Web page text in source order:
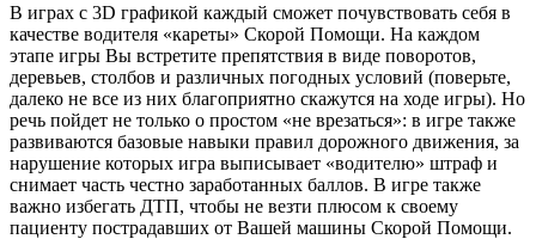
В играх с 3D графикой каждый сможет почувствовать себя в
качестве водителя «кареты» Скорой Помощи. На каждом
этапе игры Вы встретите препятствия в виде поворотов,
деревьев, столбов и различных погодных условий (поверьте,
далеко не все из них благоприятно скажутся на ходе игры). Но
речь пойдет не только о простом «не врезаться»: в игре также
развиваются базовые навыки правил дорожного движения, за
нарушение которых игра выписывает «водителю» штраф и
снимает часть честно заработанных баллов. В игре также
важно избегать ДТП, чтобы не везти плюсом к своему
пациенту пострадавших от Вашей машины Скорой Помощи.